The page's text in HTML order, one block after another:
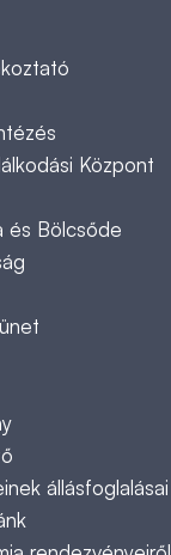
Központ
és Bölcsőde
állásfoglalásai